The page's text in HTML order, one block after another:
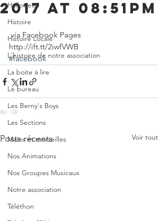
Halloween
Histoire
Histoire Locale
L'histoire de notre association
La boite à lire
Le bureau
Les Berny's Boys
Les Sections
Mains et merveilles
Nos Animations
Nos Groupes Musicaux
Notre association
Téléthon
2017 at 08:51PM
http://ift.tt/2iwfVWB
#facebook
Posts récents Voir tout